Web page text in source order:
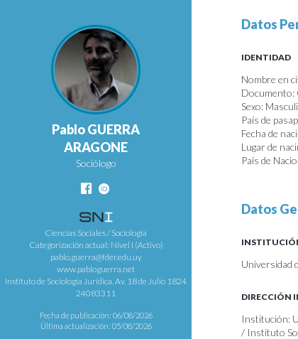
Pablo GUERRA
ARAGONE
Sociólogo
Ciencias Sociales / Sociología
Categorización actual: Nivel I (Activo)
pablo.guerra@fder.edu.uy
www.pabloguerra.net
Instituto de Sociología Jurídica. Av. 18 de Julio 1824
24083311
Fecha de publicación: 06/08/2026
Última actualización: 05/08/2026
Datos
IDENTIDAD
Nombre en
Documento:
Sexo:
País de
Fecha de
Lugar de
País de
Datos
Universidad
DIRECCIÓN
Institución:
/ Instituto